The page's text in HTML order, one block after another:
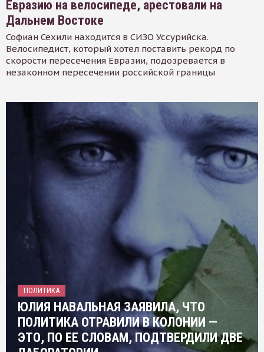
Евразию на велосипеде, арестовали на
Дальнем Востоке
Софиан Сехили находится в СИЗО Уссурийска.
Велосипедист, который хотел поставить рекорд по
скорости пересечения Евразии, подозревается в
незаконном пересечении российской границы
ПОЛИТИКА
ЮЛИЯ НАВАЛЬНАЯ ЗАЯВИЛА, ЧТО
ПОЛИТИКА ОТРАВИЛИ В КОЛОНИИ —
ЭТО, ПО ЕЕ СЛОВАМ, ПОДТВЕРДИЛИ ДВЕ